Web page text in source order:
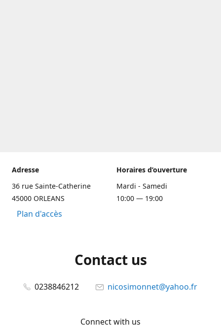
Adresse
36 rue Sainte-Catherine
45000 ORLEANS
Plan d'accès
Horaires d’ouverture
Mardi - Samedi
10:00 — 19:00
Contact us
0238846212 nicosimonnet@yahoo.fr
Connect with us